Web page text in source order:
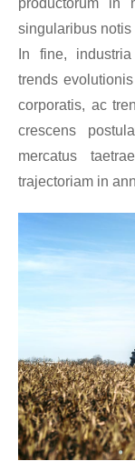
productorum in
singularibus notis
In fine,
trends
corporatis, ac
crescens
mercatus
trajectoriam in